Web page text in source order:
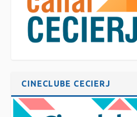
CINECLUBE CECIERJ